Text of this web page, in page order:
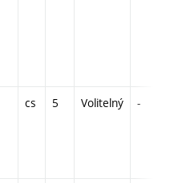
cs 5 Volitelný -